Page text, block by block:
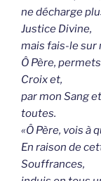
ne décharge
Justice Divine,
mais fais-le sur
Ô Père,
Croix et,
par mon Sang
toutes.
«Ô Père, vois à
En raison de
Souffrances,